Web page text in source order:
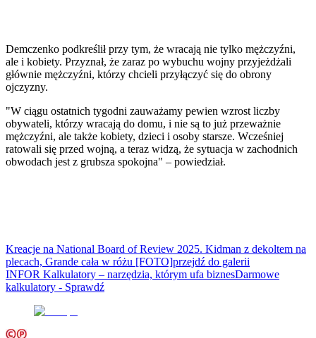
Surowce
Kredyty
Kryptowaluty
Finanse osobiste
Waluty
Praca
Aktualności
Wynagrodzenia
Nieruchomości komercyjne
Transport
Aktualności
Drogi
Kolej
Wideo
Demczenko podkreślił przy tym, że wracają nie tylko mężczyźni,
ale i kobiety. Przyznał, że zaraz po wybuchu wojny przyjeżdżali
głównie mężczyźni, którzy chcieli przyłączyć się do obrony
ojczyzny.
"W ciągu ostatnich tygodni zauważamy pewien wzrost liczby
obywateli, którzy wracają do domu, i nie są to już przeważnie
mężczyźni, ale także kobiety, dzieci i osoby starsze. Wcześniej
ratowali się przed wojną, a teraz widzą, że sytuacja w zachodnich
obwodach jest z grubsza spokojna" – powiedział.
Kreacje na National Board of Review 2025. Kidman z dekoltem na
plecach, Grande cała w różu [FOTO]przejdź do galerii
INFOR Kalkulatory – narzędzia, którym ufa biznesDarmowe
kalkulatory - Sprawdź